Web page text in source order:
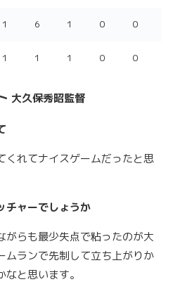
１ ６ １ ０ ０
１ １ １ ０ ０
大久保秀昭監督
くれてナイスゲームだったと思
ャーでしょうか
がらも最少失点で粘ったのが大
ムランで先制して立ち上がりか
なと思います。